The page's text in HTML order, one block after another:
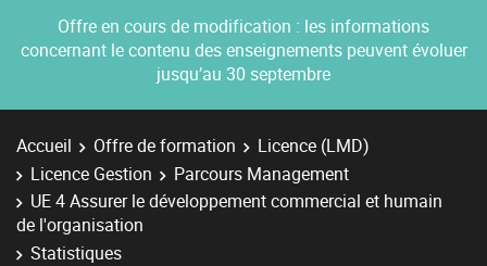
Offre en cours de modification : les informations
concernant le contenu des enseignements peuvent évoluer
jusqu’au 30 septembre
Accueil Offre de formation
Licence (LMD)
Licence Gestion
Parcours Management
UE 4 Assurer le développement commercial et humain
de l'organisation
Statistiques